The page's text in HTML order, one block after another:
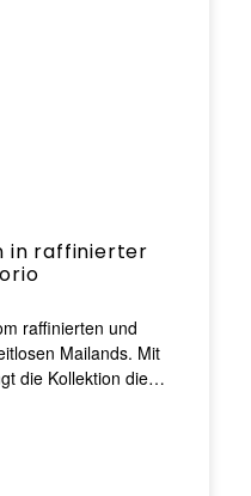
in raffinierter
raffinierten und
Mailands. Mit
die Kollektion die…